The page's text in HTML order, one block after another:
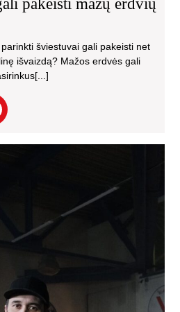
pakeisti mažų erdvių
šviestuvai gali pakeisti net
išvaizdą? Mažos erdvės gali
Pilnas
Straipsnis